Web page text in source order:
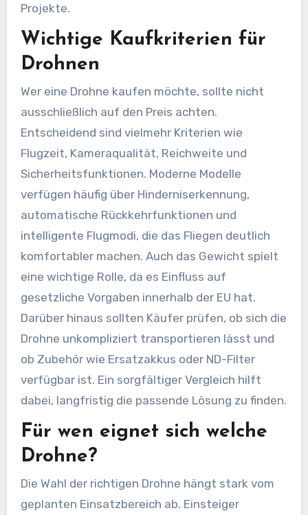
Projekte.
Wichtige Kaufkriterien für
Drohnen
Wer eine Drohne kaufen möchte, sollte nicht
ausschließlich auf den Preis achten.
Entscheidend sind vielmehr Kriterien wie
Flugzeit, Kameraqualität, Reichweite und
Sicherheitsfunktionen. Moderne Modelle
verfügen häufig über Hinderniserkennung,
automatische Rückkehrfunktionen und
intelligente Flugmodi, die das Fliegen deutlich
komfortabler machen. Auch das Gewicht spielt
eine wichtige Rolle, da es Einfluss auf
gesetzliche Vorgaben innerhalb der EU hat.
Darüber hinaus sollten Käufer prüfen, ob sich die
Drohne unkompliziert transportieren lässt und
ob Zubehör wie Ersatzakkus oder ND-Filter
verfügbar ist. Ein sorgfältiger Vergleich hilft
dabei, langfristig die passende Lösung zu finden.
Für wen eignet sich welche
Drohne?
Die Wahl der richtigen Drohne hängt stark vom
geplanten Einsatzbereich ab. Einsteiger